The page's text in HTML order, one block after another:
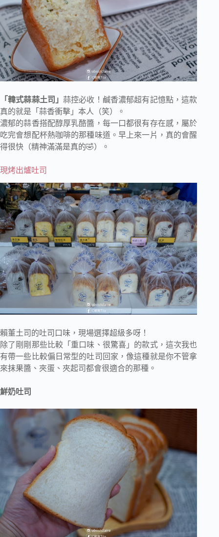
「韓式蒜蒜土司」蒜控必收！鹹香濃郁超有記憶點，這款
真的就是「蒜香衝擊」本人（笑）。
濃郁的蒜香搭配醇厚乳酪醬，每一口都很有存在感，屬於
吃完會想配杯熱咖啡的那種味道。早上來一片，真的會醒
得很快（精神滿滿是真的🤣）。
現烤出爐吐司
賴董土司的吐司口味，現場選擇超級多呀！
除了剛剛那些比較「重口味、很驚喜」的款式，這次我也
有帶一些比較偏日常型的吐司回家，像這種就是你不管拿
來抹果醬、夾蛋、夾起司都會很適合的那種。
鮮奶吐司